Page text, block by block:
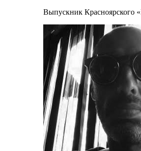
Выпускник Красноярского